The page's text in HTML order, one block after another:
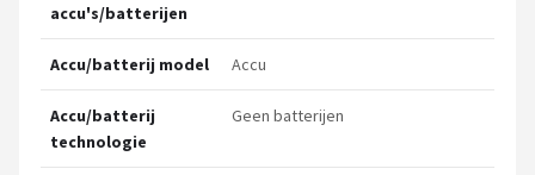
accu's/batterijen
Accu/batterij model Accu
Accu/batterij
technologie
Geen batterijen